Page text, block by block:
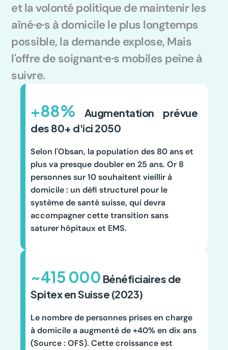
et la volonté politique de maintenir les
aîné·e·s à domicile le plus longtemps
possible, la demande explose, Mais
l'offre de soignant·e·s mobiles peine à
suivre.
+88% Augmentation prévue
des 80+ d'ici 2050
Selon l'Obsan, la population des 80 ans et
plus va presque doubler en 25 ans. Or 8
personnes sur 10 souhaitent vieillir à
domicile : un défi structurel pour le
système de santé suisse, qui devra
accompagner cette transition sans
saturer hôpitaux et EMS.
~415 000 Bénéficiaires de
Spitex en Suisse (2023)
Le nombre de personnes prises en charge
à domicile a augmenté de +40% en dix ans
(Source : OFS). Cette croissance est